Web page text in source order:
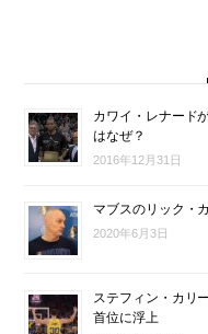
カワイ・レナード
はなぜ？
2016年12月31日
マブスのリック・
2020年6月3日
ステフィン・カリ
首位に浮上